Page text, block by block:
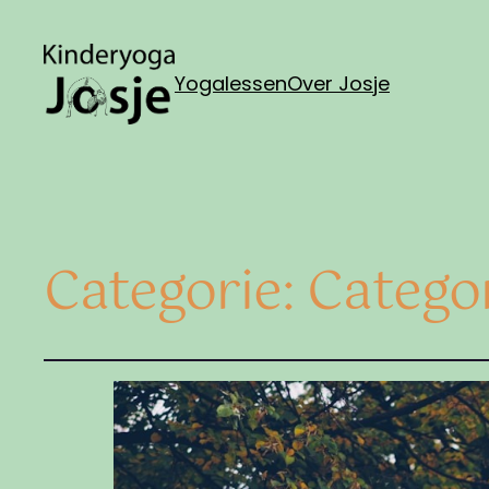
YogalessenOver Josje
Categorie: